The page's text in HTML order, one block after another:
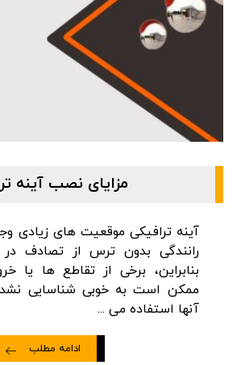
مزایای نصب آینه
آینه ترافیکی موقعیت های زیادی
رانندگی بدون ترس از تصادف
بنابراین، برخی از تقاطع ها یا
ممکن است به خوبی شناسایی نشده
آنها استفاده می ...
ادامه مطلب